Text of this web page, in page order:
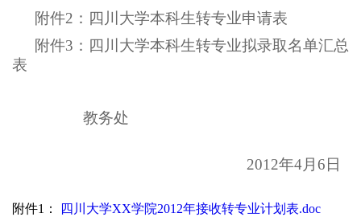
附件2：四川大学本科生转专业申请表
附件3：四川大学本科生转专业拟录取名单汇总
表
教务处
2012年4月6日
附件1：
四川大学XX学院2012年接收转专业计划表.doc